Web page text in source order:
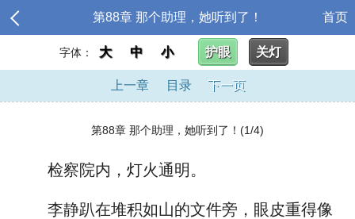
第88章 那个助理，她听到了！ 首页
字体： 大 中 小 护眼 关灯
上一章 目录 下一页
第88章 那个助理，她听到了！(1/4)
检察院内，灯火通明。
李静趴在堆积如山的文件旁，眼皮重得像